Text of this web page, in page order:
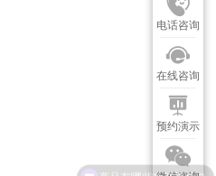
电话咨询
在线咨询
预约演示